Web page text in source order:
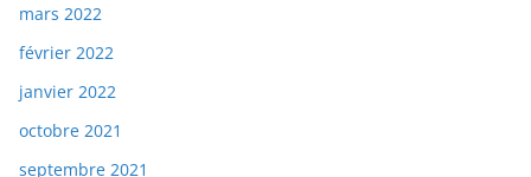
mars 2022
février 2022
janvier 2022
octobre 2021
septembre 2021